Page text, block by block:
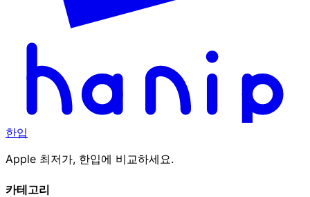
한입
Apple 최저가, 한입에 비교하세요.
카테고리